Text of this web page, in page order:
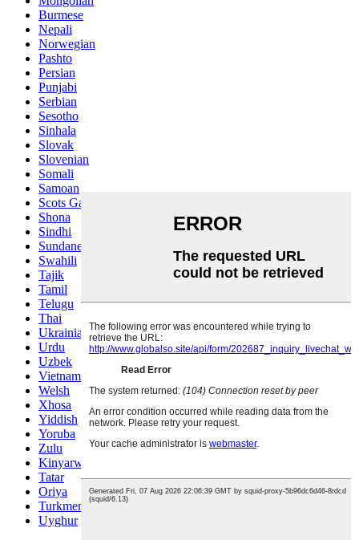
Burmese
Nepali
Norwegian
Pashto
Persian
Punjabi
Serbian
Sesotho
Sinhala
Slovak
Slovenian
Somali
Samoan
Scots Gaelic
Shona
Sindhi
Sundanese
Swahili
Tajik
Tamil
Telugu
Thai
Ukrainian
Urdu
Uzbek
Vietnamese
Welsh
Xhosa
Yiddish
Yoruba
Zulu
Kinyarwanda
Tatar
Oriya
Turkmen
Uyghur